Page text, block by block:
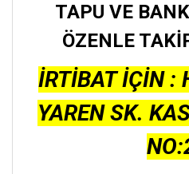
TAPU VE
ÖZENLE
İRTİBAT İÇİN :
YAREN SK.